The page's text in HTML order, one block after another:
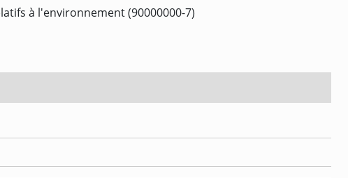
à l'environnement (90000000-7)